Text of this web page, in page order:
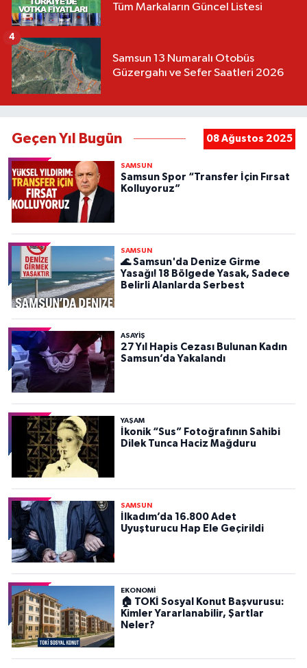
Tüm Markaların Güncel Listesi
Samsun 13 Numaralı Otobüs
Güzergahı ve Sefer Saatleri 2026
4
Geçen Yıl Bugün 08 Ağustos 2025
SAMSUN
Samsun Spor “Transfer İçin Fırsat
Kolluyoruz”
SAMSUN
🌊 Samsun'da Denize Girme
Yasağı! 18 Bölgede Yasak, Sadece
Belirli Alanlarda Serbest
ASAYIŞ
27 Yıl Hapis Cezası Bulunan Kadın
Samsun’da Yakalandı
YAŞAM
İkonik “Sus” Fotoğrafının Sahibi
Dilek Tunca Haciz Mağduru
SAMSUN
İlkadım’da 16.800 Adet
Uyuşturucu Hap Ele Geçirildi
EKONOMİ
🏠 TOKİ Sosyal Konut Başvurusu:
Kimler Yararlanabilir, Şartlar
Neler?